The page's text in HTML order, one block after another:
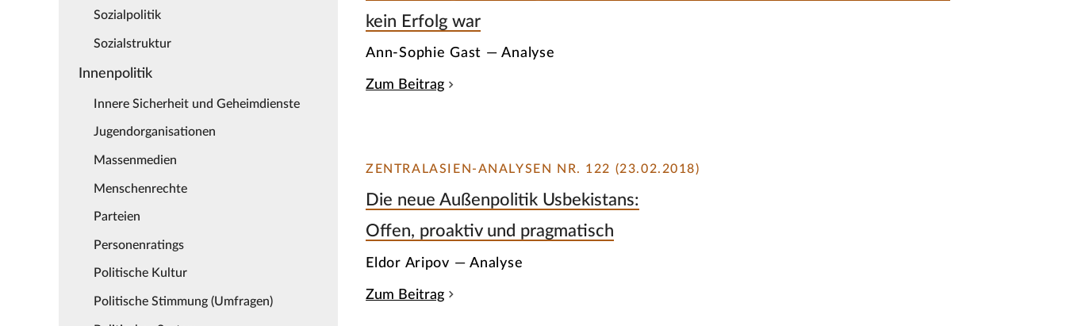
Sozialpolitik
Sozialstruktur
Innenpolitik
Innere Sicherheit und Geheimdienste
Jugendorganisationen
Massenmedien
Menschenrechte
Parteien
Personenratings
Politische Kultur
Politische Stimmung (Umfragen)
kein Erfolg war
Ann-Sophie Gast — Analyse
Zum Beitrag
ZENTRALASIEN-ANALYSEN NR. 122 (23.02.2018)
Die neue Außenpolitik Usbekistans:
Offen, proaktiv und pragmatisch
Eldor Aripov — Analyse
Zum Beitrag